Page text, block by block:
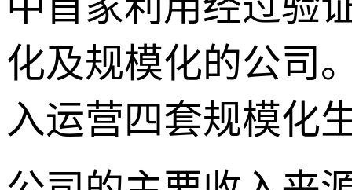
化及规模化的公司
入运营四套规模化